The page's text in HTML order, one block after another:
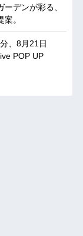
デンが彩る、
。
、8月21日
POP UP